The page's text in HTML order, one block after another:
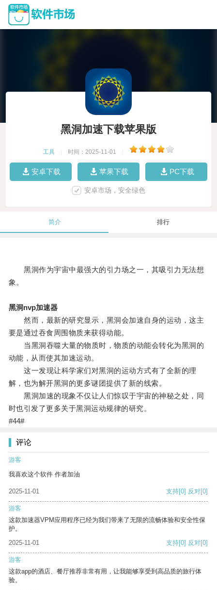
黑洞加速下载苹果版
工具 时间：2025-11-01
安卓下载 苹果下载 PC下载
安卓市场，安全绿色
简介 排行
黑洞作为宇宙中最强大的引力场之一，其吸引力无法想
象。
黑洞nvp加速器
然而，最新的研究显示，黑洞会加速自身的运动，这主
要是通过吞食周围物质来获得动能。
当黑洞吞噬大量的物质时，物质的动能会转化为黑洞的
动能，从而使其加速运动。
这一发现让科学家们对黑洞的运动方式有了全新的理
解，也为解开黑洞的更多谜团提供了新的线索。
黑洞加速的现象不仅让人们惊叹于宇宙的神秘之处，同
时也引发了更多关于黑洞运动规律的研究。
#44#
评论
游客
我喜欢这个软件 作者加油
2025-11-01 支持[0] 反对[0]
游客
这款加速器VPM应用程序已经为我们带来了无限的流畅体验和安全性保
护。
2025-11-01
支持[0] 反对[0]
游客
这款app的酒店、餐厅推荐非常有用，让我能够享受到高品质的旅行体
验。